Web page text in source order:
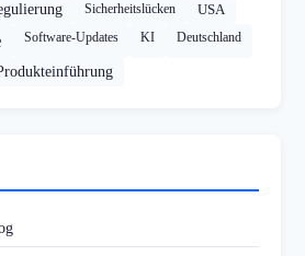
Sicherheitslücken USA
Software-Updates KI Deutschland